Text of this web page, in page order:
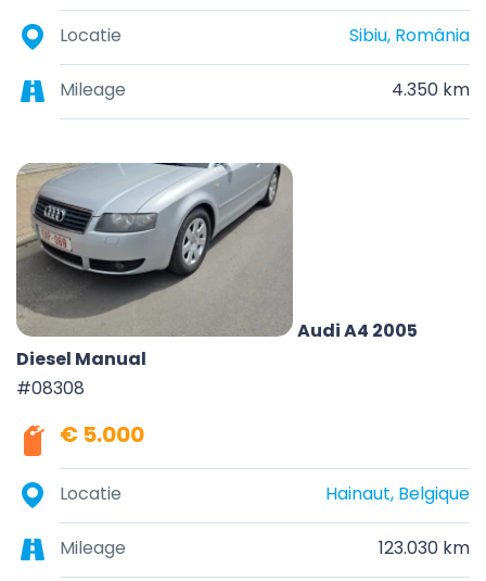
Locatie Sibiu, România
Mileage 4.350 km
Audi A4 2005
Diesel Manual
#08308
€ 5.000
Locatie Hainaut, Belgique
Mileage 123.030 km